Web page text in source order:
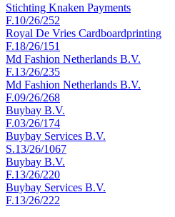
Stichting Knaken Payments
F.10/26/252
Royal De Vries Cardboardprinting
F.18/26/151
Md Fashion Netherlands B.V.
F.13/26/235
Md Fashion Netherlands B.V.
F.09/26/268
Buybay B.V.
F.03/26/174
Buybay Services B.V.
S.13/26/1067
Buybay B.V.
F.13/26/220
Buybay Services B.V.
F.13/26/222